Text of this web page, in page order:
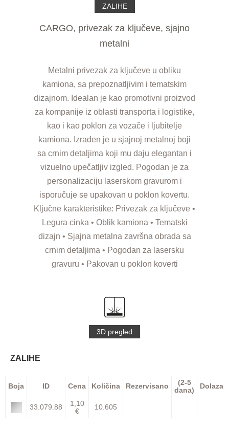
ZALIHE
CARGO, privezak za ključeve, sjajno
metalni
Metalni privezak za ključeve u obliku
kamiona, sa prepoznatljivim i tematskim
dizajnom. Idealan je kao promotivni proizvod
za kompanije iz oblasti transporta i logistike,
kao i kao poklon za vozače i ljubitelje
kamiona. Izrađen je u sjajnoj metalnoj boji
sa crnim detaljima koji mu daju elegantan i
vizuelno upečatljiv izgled. Pogodan je za
personalizaciju laserskom gravurom i
isporučuje se upakovan u poklon kovertu.
Ključne karakteristike: Privezak za ključeve •
Legura cinka • Oblik kamiona • Tematski
dizajn • Sjajna metalna završna obrada sa
crnim detaljima • Pogodan za lasersku
gravuru • Pakovan u poklon koverti
3D pregled
ZALIHE
Boja ID Cena Količina Rezervisano
(2-5
dana)
Dolazak
33.079.88
1,10
€
10.605